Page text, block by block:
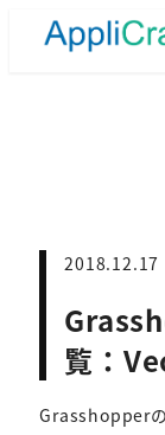
2018.12.17
覧：
Grasshopper